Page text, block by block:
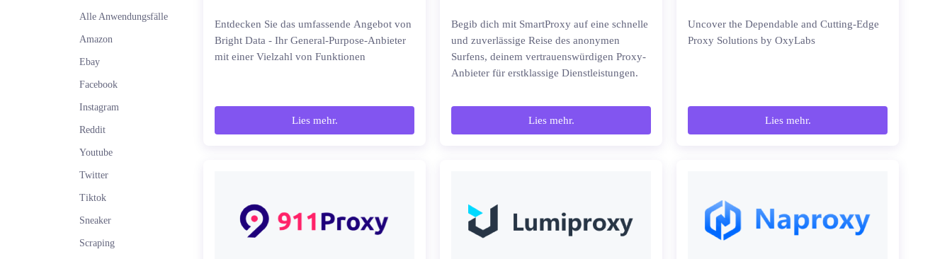
Alle Anwendungsfälle
Amazon
Ebay
Facebook
Instagram
Reddit
Youtube
Twitter
Tiktok
Sneaker
Scraping
Entdecken Sie das umfassende Angebot von
Bright Data - Ihr General-Purpose-Anbieter
mit einer Vielzahl von Funktionen
Lies mehr.
Begib dich mit SmartProxy auf eine schnelle
und zuverlässige Reise des anonymen
Surfens, deinem vertrauenswürdigen Proxy-
Anbieter für erstklassige Dienstleistungen.
Lies mehr.
Uncover the Dependable and Cutting-Edge
Proxy Solutions by OxyLabs
Lies mehr.